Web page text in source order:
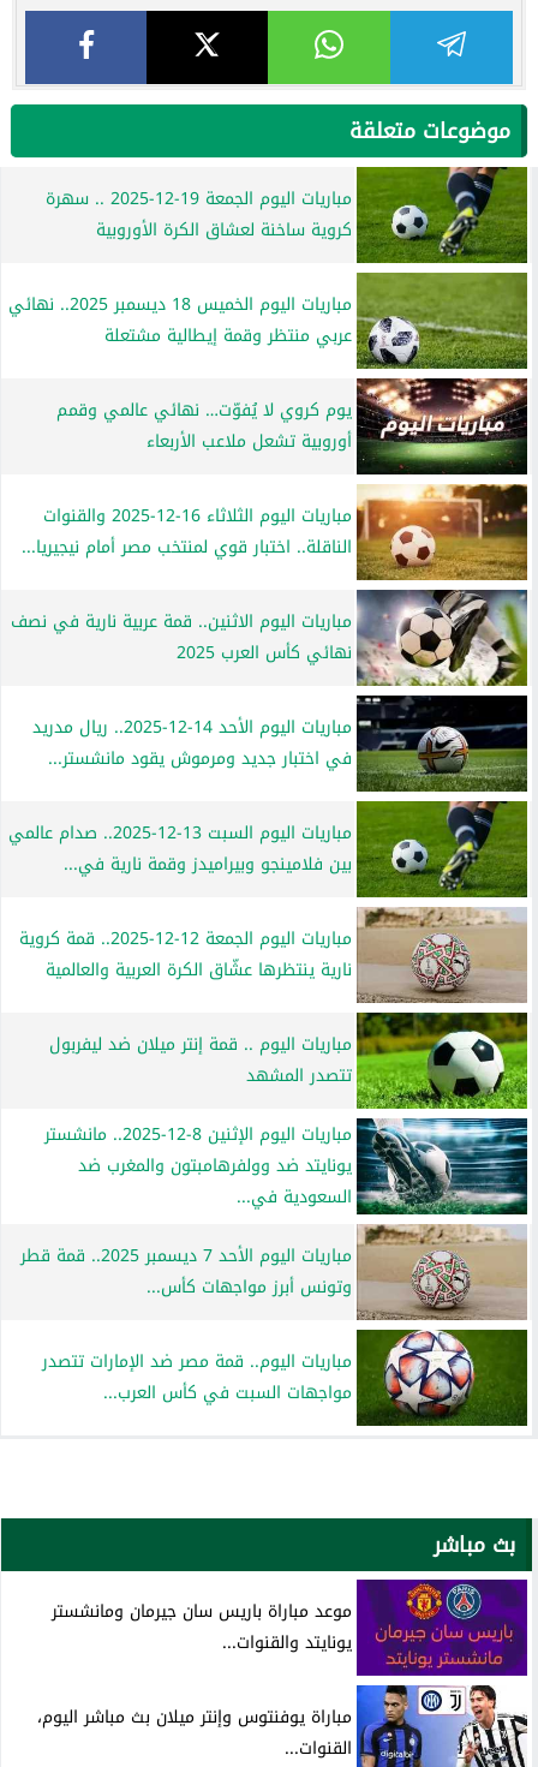
موضوعات متعلقة
مباريات اليوم الجمعة 19-12-2025 .. سهرة
كروية ساخنة لعشاق الكرة الأوروبية
مباريات اليوم الخميس 18 ديسمبر 2025.. نهائي
عربي منتظر وقمة إيطالية مشتعلة
يوم كروي لا يُفوّت… نهائي عالمي وقمم
أوروبية تشعل ملاعب الأربعاء
مباريات اليوم الثلاثاء 16-12-2025 والقنوات
الناقلة.. اختبار قوي لمنتخب مصر أمام نيجيريا...
مباريات اليوم الاثنين.. قمة عربية نارية في نصف
نهائي كأس العرب 2025
مباريات اليوم الأحد 14-12-2025.. ريال مدريد
في اختبار جديد ومرموش يقود مانشستر...
مباريات اليوم السبت 13-12-2025.. صدام عالمي
بين فلامينجو وبيراميدز وقمة نارية في...
مباريات اليوم الجمعة 12-12-2025.. قمة كروية
نارية ينتظرها عشّاق الكرة العربية والعالمية
مباريات اليوم .. قمة إنتر ميلان ضد ليفربول
تتصدر المشهد
مباريات اليوم الإثنين 8-12-2025.. مانشستر
يونايتد ضد وولفرهامبتون والمغرب ضد
السعودية في...
مباريات اليوم الأحد 7 ديسمبر 2025.. قمة قطر
وتونس أبرز مواجهات كأس...
مباريات اليوم.. قمة مصر ضد الإمارات تتصدر
مواجهات السبت في كأس العرب...
بث مباشر
موعد مباراة باريس سان جيرمان ومانشستر
يونايتد والقنوات...
مباراة يوفنتوس وإنتر ميلان بث مباشر اليوم،
القنوات...